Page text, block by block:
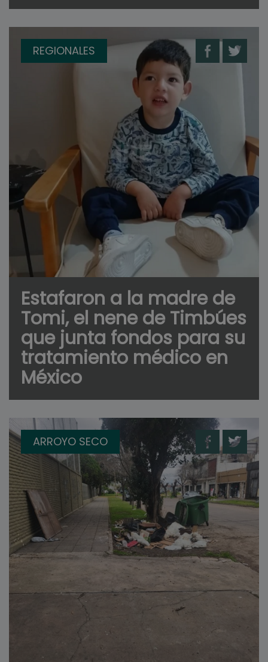
REGIONALES
Estafaron a la madre de
Tomi, el nene de Timbúes
que junta fondos para su
tratamiento médico en
México
ARROYO SECO